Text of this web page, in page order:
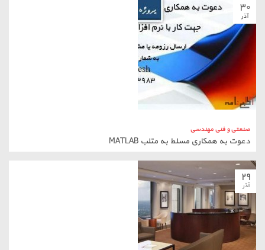
۳۰
آذر
صنعتی و فنی مهندسی
دعوت به همکاری مسلط به متلب MATLAB
۲۹
آذر